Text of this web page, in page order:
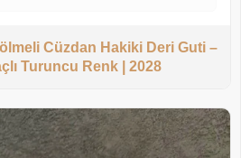
Cüzdan Hakiki Deri Guti –
Turuncu Renk | 2028